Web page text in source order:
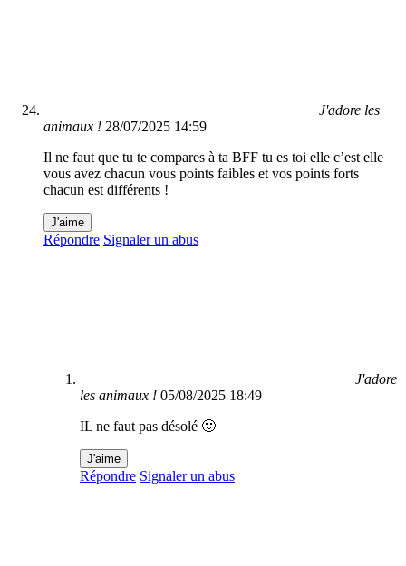
J'adore les
animaux ! 28/07/2025 14:59
Il ne faut que tu te compares à ta BFF tu es toi elle c’est elle
vous avez chacun vous points faibles et vos points forts
chacun est différents !
J'aime
Répondre Signaler un abus
J'adore
les animaux ! 05/08/2025 18:49
IL ne faut pas désolé 🙂
J'aime
Répondre Signaler un abus